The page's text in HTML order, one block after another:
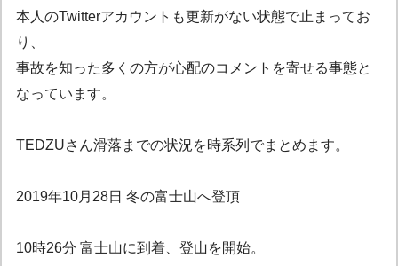
本人のTwitterアカウントも更新がない状態で止まってお
り、
事故を知った多くの方が心配のコメントを寄せる事態と
なっています。
TEDZUさん滑落までの状況を時系列でまとめます。
2019年10月28日 冬の富士山へ登頂
10時26分 富士山に到着、登山を開始。